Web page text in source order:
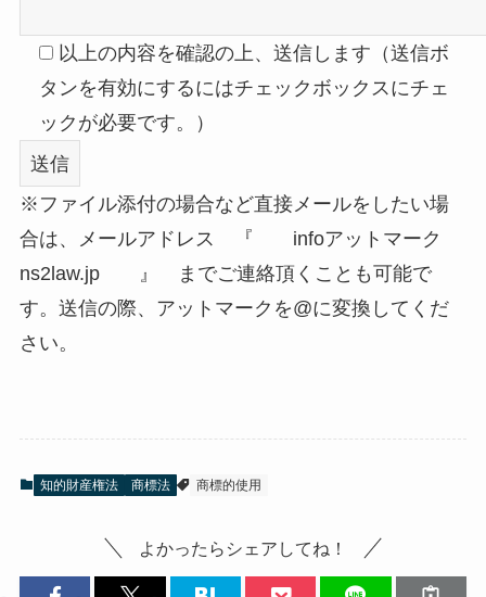
以上の内容を確認の上、送信します（送信ボ
タンを有効にするにはチェックボックスにチェ
ックが必要です。）
※ファイル添付の場合など直接メールをしたい場
合は、メールアドレス 『 infoアットマーク
ns2law.jp 』 までご連絡頂くことも可能で
す。送信の際、アットマークを@に変換してくだ
さい。
知的財産権法 商標法 商標的使用
よかったらシェアしてね！